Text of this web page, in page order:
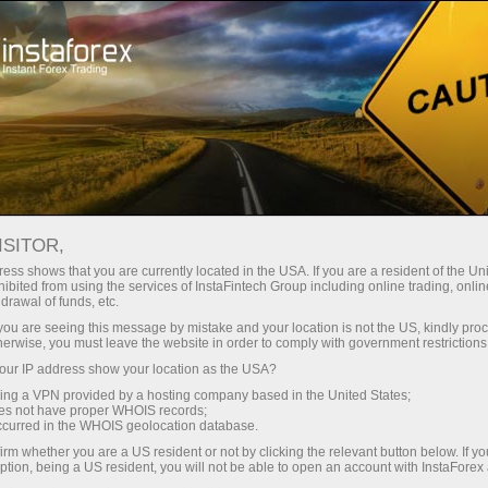
انسٹا فاریکس کے ساتھ، آپ
حاصل کرتے ہیں: 1:5000 تک کا فائدہ،
مارکیٹ میں کچھ بہترین اسپریڈز اور
کمیشنز، اور ٹریڈنگ اسٹاک اور انڈیکس
کے لیے فائدہ مند حالات۔
مختصر
30% بونس
ہر ڈیپازٹ پر
رفتار
تجارت اور ہائی ویز پر
shows that you are currently located in the USA. If you are a resident of the
from using the services of InstaFintech Group including online trading,
of funds, etc.
are seeing this message by mistake and your location is not the US, kindly
you must leave the website in order to comply with government
IP address show your location as the USA?
a VPN provided by a hosting company based in the United States;
not have proper WHOIS records;
in the WHOIS geolocation database.
whether you are a US resident or not by clicking the relevant button below. If
being a US resident, you will not be able to open an account with InstaForex